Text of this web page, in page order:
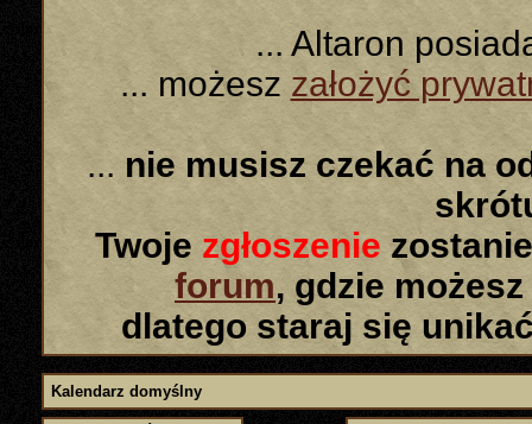
... Altaron
... możeszzałożyć
... nie musisz czekać na
Twoje zgłoszenie
forum, gdzie
dlatego staraj się
Kalendarz domyślny